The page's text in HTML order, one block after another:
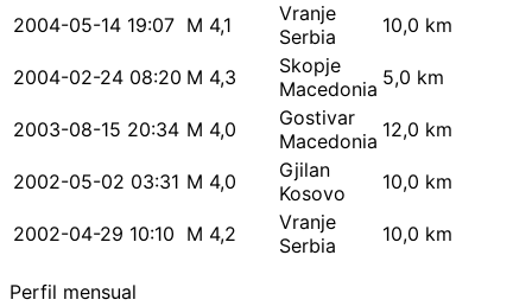
2004-05-14 19:07 M 4,1
Vranje
Serbia
10,0 km
2004-02-24 08:20 M 4,3
Skopje
Macedonia 5,0 km
2003-08-15 20:34 M 4,0
Gostivar
Macedonia 12,0 km
2002-05-02 03:31 M 4,0
Gjilan
Kosovo
10,0 km
2002-04-29 10:10 M 4,2
Vranje
Serbia
10,0 km
Perfil mensual